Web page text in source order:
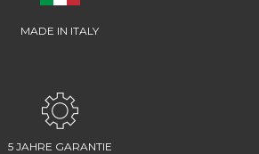
MADE IN ITALY
5 JAHRE GARANTIE